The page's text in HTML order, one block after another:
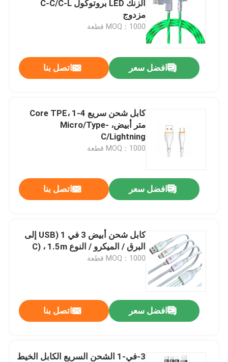
لوحة مفاتيح وماوس لاسلكية
معجبين بحالات الكمبيوتر
كرسي مكتب الألعاب المريح
وسادة تبريد الحاسوب المحمول
كابل بيانات عالية السرعة
مروحة محمولة
مسدس تدليك العضلات
الزنك LED بروتوكول C-C/C-L
مزدوج
MOQ：1000 قطعة
افضل سعر اتصل بنا
كابل شحن سريع 4-Core TPE، 1
متر أبيض، Micro/Type-
C/Lightning
MOQ：1000 قطعة
افضل سعر اتصل بنا
كابل شحن أبيض 3 في 1 (USB إلى
البرق / الميكرو / النوع C) ، 1.5m
MOQ：1000 قطعة
افضل سعر اتصل بنا
3-في-1 الشحن السريع الكابل الخيط